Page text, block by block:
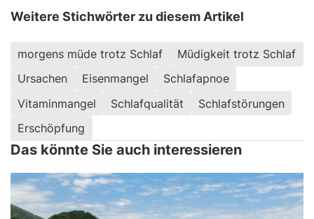
Weitere Stichwörter zu diesem Artikel
morgens müde trotz Schlaf
Müdigkeit trotz Schlaf
Ursachen
Eisenmangel
Schlafapnoe
Vitaminmangel
Schlafqualität
Schlafstörungen
Erschöpfung
Das könnte Sie auch interessieren